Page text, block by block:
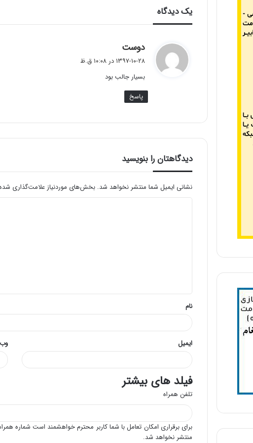
یک دیدگاه
دوست
ف
:
۱۳۹۷-۱۰-۲۸ در ۱۰:۰۸ ق.ظ
بسیار جالب بود
پاسخ
دیدگاهتان را بنویسید
نشانی ایمیل شما منتشر نخواهد شد. بخش‌های موردنیاز علامت‌گذاری
*
نام
ایمیل
فیلد های بیشتر
تلفن همراه
برای برقراری امکان تعامل با شما کاربر محترم خواهشمند است شماره
منتشر نخواهد شد.